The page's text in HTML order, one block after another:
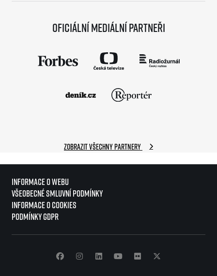
Oficiální mediální partneři
Zobrazit všechny partnery
Informace o webu
Všeobecné smluvní podmínky
Informace o cookies
Podmínky GDPR